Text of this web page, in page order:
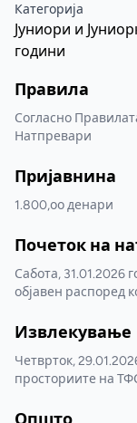
Категорија
Јуниори и
години
Правила
Согласно
Натпревари
Пријавнина
1.800,оо денари
Почеток на
Сабота, 31.01.2026
објавен распоред
Извлекување
Четврток,
просториите на